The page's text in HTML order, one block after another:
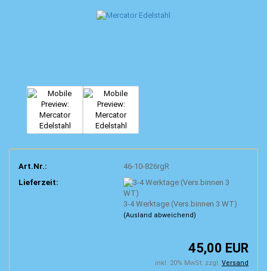
Art.Nr.:
46-10-826rgR
Lieferzeit:
3-4 Werktage (Vers.binnen 3 WT)
(Ausland abweichend)
45,00 EUR
inkl. 20% MwSt. zzgl. Versand